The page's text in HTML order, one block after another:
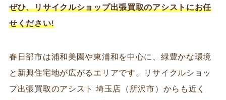
ぜひ、リサイクルショップ出張買取のアシストにお任
せください!
春日部市は浦和美園や東浦和を中心に、緑豊かな環境
と新興住宅地が広がるエリアです。リサイクルショッ
プ出張買取のアシスト 埼玉店（所沢市）からも近く